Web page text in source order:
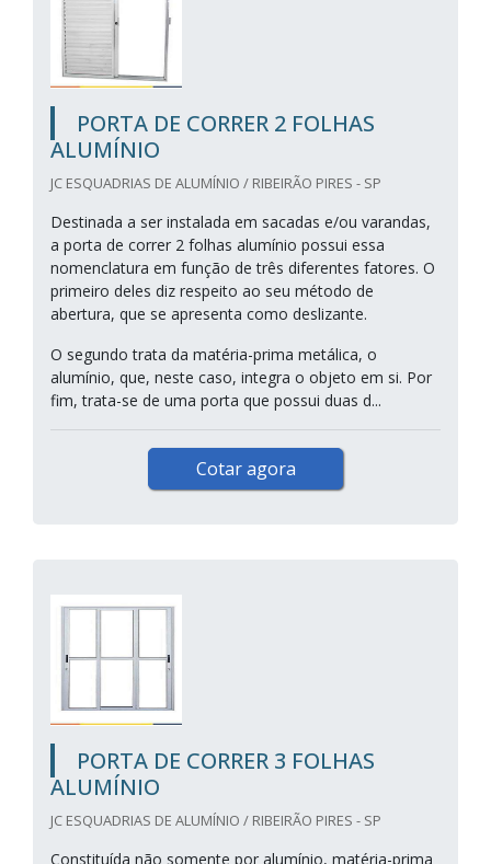
PORTA DE CORRER 2 FOLHAS
ALUMÍNIO
JC ESQUADRIAS DE ALUMÍNIO / RIBEIRÃO PIRES - SP
Destinada a ser instalada em sacadas e/ou varandas,
a porta de correr 2 folhas alumínio possui essa
nomenclatura em função de três diferentes fatores. O
primeiro deles diz respeito ao seu método de
abertura, que se apresenta como deslizante.
O segundo trata da matéria-prima metálica, o
alumínio, que, neste caso, integra o objeto em si. Por
fim, trata-se de uma porta que possui duas d...
Cotar agora
PORTA DE CORRER 3 FOLHAS
ALUMÍNIO
JC ESQUADRIAS DE ALUMÍNIO / RIBEIRÃO PIRES - SP
Constituída não somente por alumínio, matéria-prima